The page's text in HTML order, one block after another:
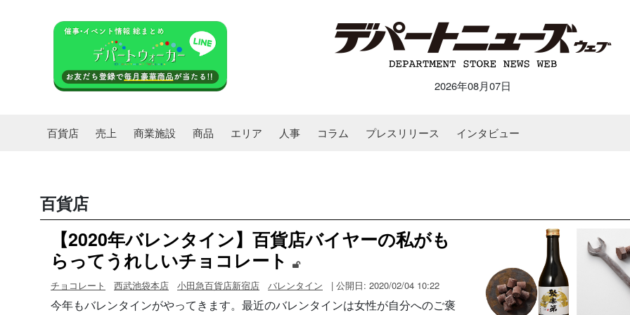
2026年08月07日
百貨店 売上 商業施設 商品 エリア 人事 コラム プレスリリース インタビュー
百貨店
【2020年バレンタイン】百貨店バイヤーの私がも
らってうれしいチョコレート
チョコレート 西武池袋本店 小田急百貨店新宿店 バレンタイン | 公開日: 2020/02/04 10:22
今年もバレンタインがやってきます。最近のバレンタインは女性が自分へのご褒